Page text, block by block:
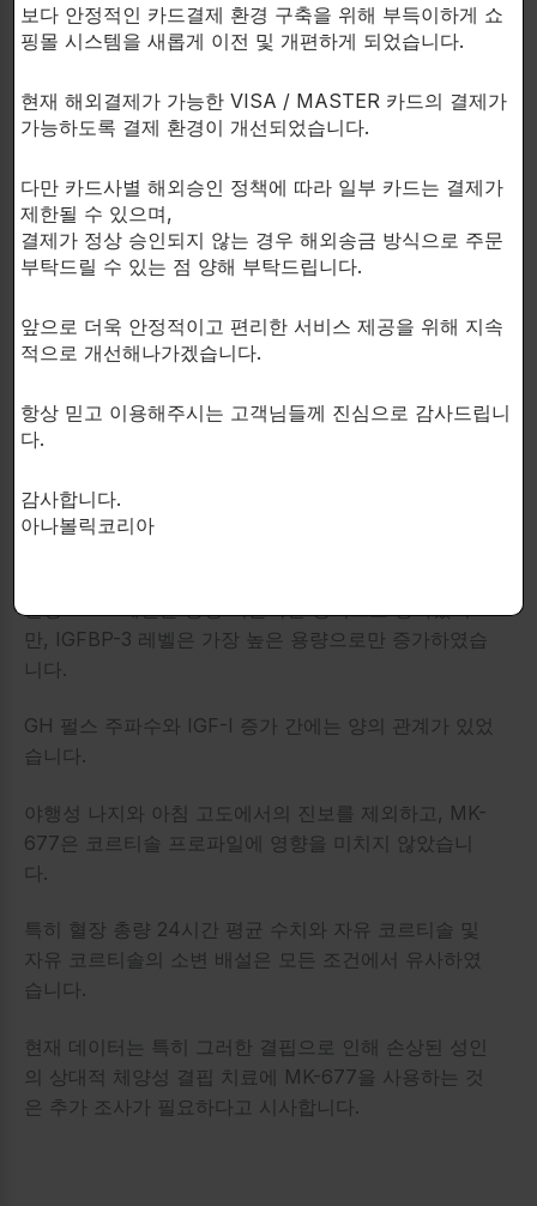
의 효과를 평가하기 위해, 9명의 건강한 청년은 경구 투
여 위약과 MK-677의 5~25mg 복용량의 무작위 이중
각 기간은 7일 연속 약물의 취침시간 투여와 관련이 있
각 기간이 끝날 때마다 인슐린 유사성장인자-I(IGF-I)와
IGF 결합단백질-3(IGFBP-3)의 혈장수치를 0745h로
을 24시간 소변배출과 함께 15분 간격으로 구하였습니
다.
혈장이 없는 코르티솔의 프로파일은 시간당 간격으로
계산되었습니다.
분비되는 GH의 양은 세 조건에서 모두 유사했지만, 주
로 낮은 진폭 펄스의 수가 증가했기 때문에 약물의 두
혈장 IGF-I 레벨은 용량 의존적인 방식으로 증가했지
만, IGFBP-3 레벨은 가장 높은 용량으로만 증가하였습
니다.
GH 펄스 주파수와 IGF-I 증가 간에는 양의 관계가 있었
습니다.
야행성 나지와 아침 고도에서의 진보를 제외하고, MK-
677은 코르티솔 프로파일에 영향을 미치지 않았습니
다.
특히 혈장 총량 24시간 평균 수치와 자유 코르티솔 및
자유 코르티솔의 소변 배설은 모든 조건에서 유사하였
습니다.
현재 데이터는 특히 그러한 결핍으로 인해 손상된 성인
의 상대적 체양성 결핍 치료에 MK-677을 사용하는 것
은 추가 조사가 필요하다고 시사합니다.
보다 안정적인 카드결제 환경 구축을 위해 부득이하게 쇼
핑몰 시스템을 새롭게 이전 및 개편하게 되었습니다.
현재 해외결제가 가능한 VISA / MASTER 카드의 결제가
가능하도록 결제 환경이 개선되었습니다.
다만 카드사별 해외승인 정책에 따라 일부 카드는 결제가
제한될 수 있으며,
결제가 정상 승인되지 않는 경우 해외송금 방식으로 주문
부탁드릴 수 있는 점 양해 부탁드립니다.
앞으로 더욱 안정적이고 편리한 서비스 제공을 위해 지속
적으로 개선해나가겠습니다.
항상 믿고 이용해주시는 고객님들께 진심으로 감사드립니
다.
감사합니다.
아나볼릭코리아